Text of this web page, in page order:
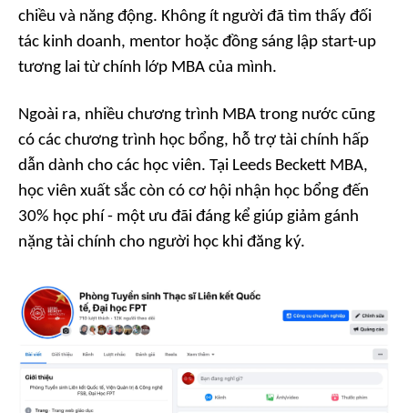
chiều và năng động. Không ít người đã tìm thấy đối
tác kinh doanh, mentor hoặc đồng sáng lập start-up
tương lai từ chính lớp MBA của mình.
Ngoài ra, nhiều chương trình MBA trong nước cũng
có các chương trình học bổng, hỗ trợ tài chính hấp
dẫn dành cho các học viên. Tại Leeds Beckett MBA,
học viên xuất sắc còn có cơ hội nhận học bổng đến
30% học phí - một ưu đãi đáng kể giúp giảm gánh
nặng tài chính cho người học khi đăng ký.